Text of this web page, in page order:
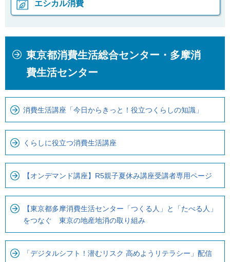
エシカル消費
ま
で
で
ロ
ー
カ
ビ
で
す
東京都消費生活総合センター・多摩消
費生活センター
消費生活講座「今日からきっと！役立つくらしの知識」
くらしに役立つ消費生活講座
【オンデマンド講座】R5親子夏休み講座受講者専用ページ
【東京都多摩消費生活センター「つくる人」と「たべる人」
をつなぐ 東京の地産地消の取り組み
「デジタルシフト！潜むリスク 高めようリテラシー」配信